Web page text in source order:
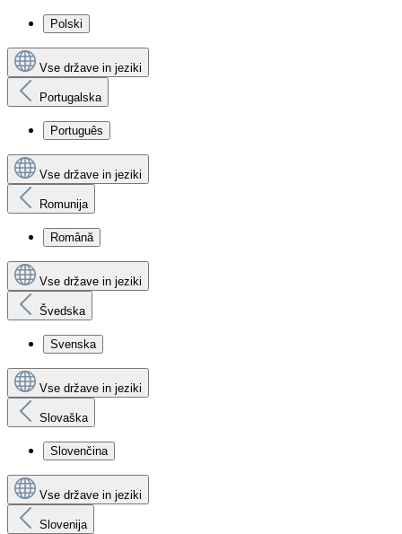
Polski
Vse države in jeziki
Portugalska
Português
Vse države in jeziki
Romunija
Română
Vse države in jeziki
Švedska
Svenska
Vse države in jeziki
Slovaška
Slovenčina
Vse države in jeziki
Slovenija